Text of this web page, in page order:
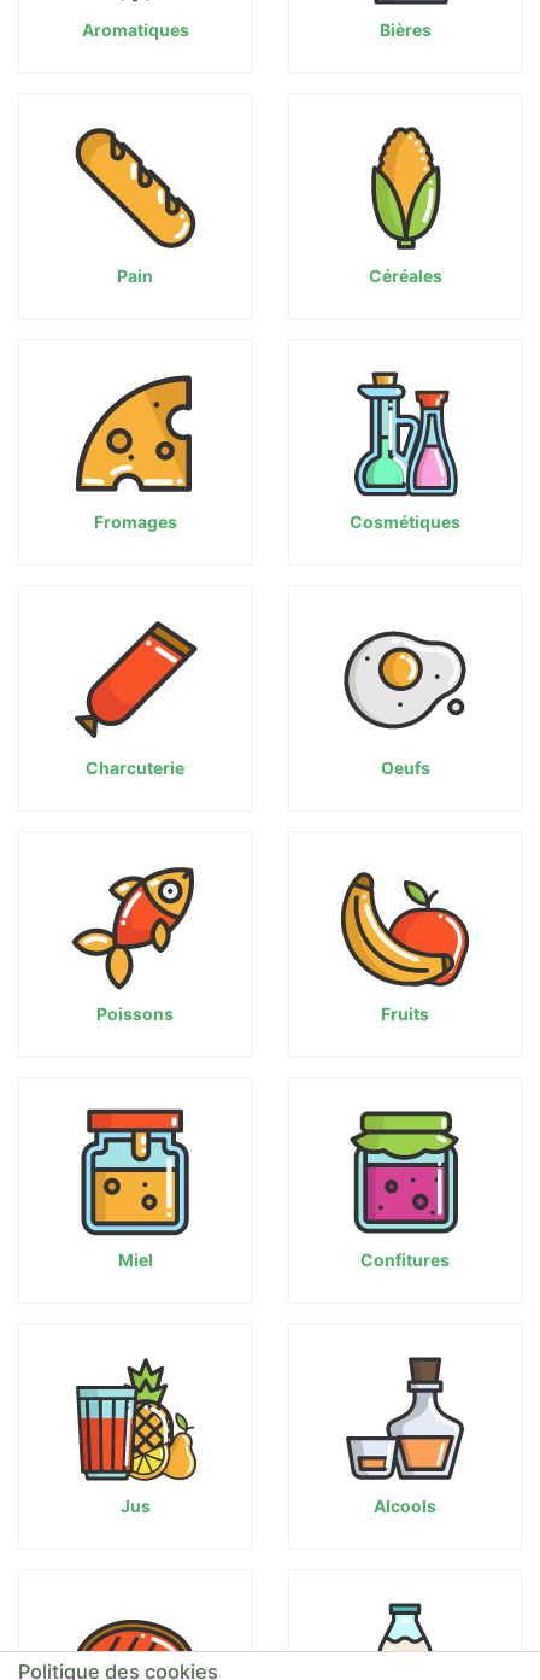
Aromatiques Bières
Pain Céréales
Fromages Cosmétiques
Charcuterie Oeufs
Poissons Fruits
Miel Confitures
Jus Alcools
Politique des cookies